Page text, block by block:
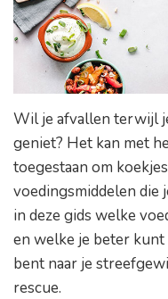
Wil je afvallen terwijl
geniet? Het kan met
toegestaan om
voedingsmiddelen die
in deze gids welke
en welke je beter
bent naar je
rescue.